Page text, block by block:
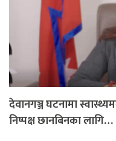
देवानगञ्ज घटनामा
निष्पक्ष छानबिनका लागि…